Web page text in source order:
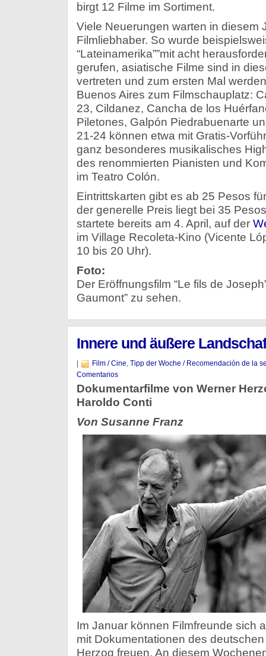
birgt 12 Filme im Sortiment.
Viele Neuerungen warten in diesem
Filmliebhaber. So wurde
“Lateinamerika””mit acht
gerufen, asiatische Filme sind in
vertreten und zum ersten Mal
Buenos Aires zum Filmschauplatz:
23, Cildanez, Cancha de los
Piletones, Galpón Piedrabuenarte
21-24 können etwa mit Gratis-
ganz besonderes musikalisches
des renommierten Pianisten und
im Teatro Colón.
Eintrittskarten gibt es ab 25 Pesos
der generelle Preis liegt bei 35
startete bereits am 4. April, auf der
im Village Recoleta-Kino (Vicente
10 bis 20 Uhr).
Foto:
Der Eröffnungsfilm “Le fils de
Gaumont” zu sehen.
Innere und äußere
Film / Cine, Tipp der Woche / Recomendación de la
Comentarios
Dokumentarfilme von Werner
Haroldo Conti
Von Susanne Franz
Im Januar können Filmfreunde sich
mit Dokumentationen des
Herzog freuen. An diesem